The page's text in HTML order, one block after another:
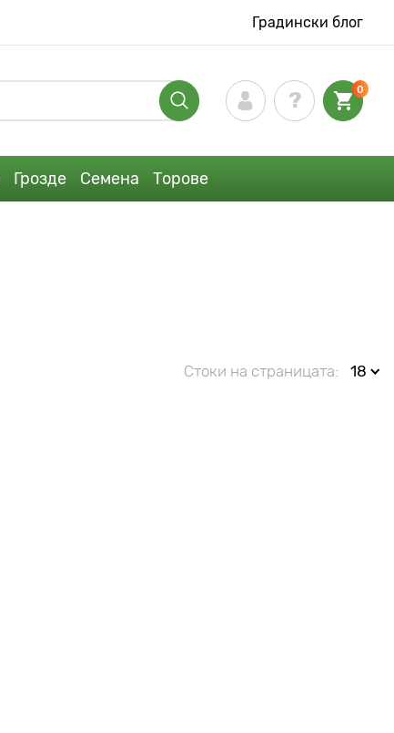
Градински блог
0
Грозде Семена Торове
Стоки на страницата: 18